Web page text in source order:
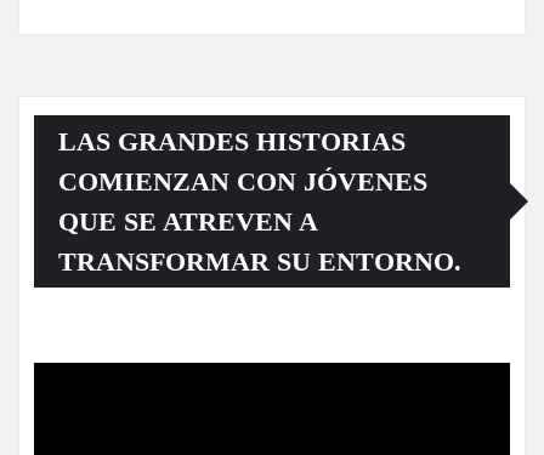
LAS GRANDES HISTORIAS
COMIENZAN CON JÓVENES
QUE SE ATREVEN A
TRANSFORMAR SU ENTORNO.